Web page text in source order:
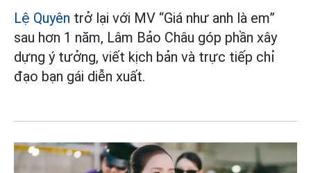
Lệ Quyên trở lại với MV “Giá như anh là em”
sau hơn 1 năm, Lâm Bảo Châu góp phần xây
dựng ý tưởng, viết kịch bản và trực tiếp chỉ
đạo bạn gái diễn xuất.